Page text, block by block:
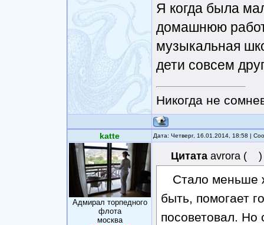
Я когда была
домашнюю
музыкальная
дети совсем
Никогда не
katte Дата: Четверг, 16.01.2014, 18:58 |
Адмирал торпедного
флота
москва
Цитата avrora ( )
Стало меньше
быть, помогает
посоветовал. Но